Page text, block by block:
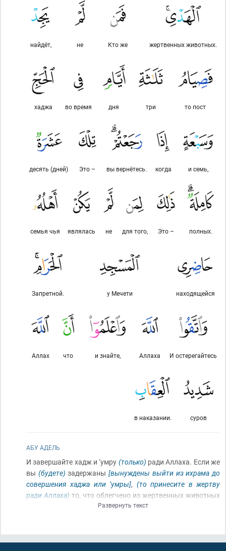
жертвенных животных.
Кто же
не
найдёт,
то пост
три
дня
во время
хаджа
и семь,
когда
вы вернётесь.
Это –
десять (дней)
полных.
Это –
для того,
не
являлась
семья чья
находящейся
у Мечети
Запретной.
И остерегайтесь
Аллаха
и знайте,
что
Аллах
суров
в наказании.
АБУ АДЕЛЬ
И завершайте хадж и ‘умру (только) ради Аллаха. Если же
вы (будете) задержаны[вынуждены выйти из ихрама до
совершения хаджа или ‘умры], (то принесите в жертву
ради Аллаха) то, что облегчено из жертвенных животных
(в том месте, где задержались). И не брейте своих голов,
Развернуть текст